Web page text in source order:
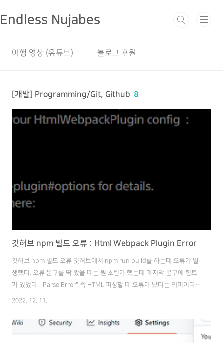
Endless Nujabes
여행 영상 (유튜브) 블로그 후원
[개발] Programming/Git, Github 8
깃허브 npm 빌드 오류 : Html Webpack Plugin Error
깃허브 npm 빌드 오류 깃허브에서 npm run build를 하는데 오류가 발
생했다. 오류 문구를 딱 봤을 때는 뭔 소린가 했는데 마지막 문구에 힌트
가 있었다. "Parse Error" 즉 HTML 파싱할 때 오류가 났다는 의미이다.
Html Webpack Plugin: Error: html-webpack-plugin could not
minifcation is enabled by default. If you are not generating a
valid html output please disable it manually. You can do so by
2022. 12. 11.